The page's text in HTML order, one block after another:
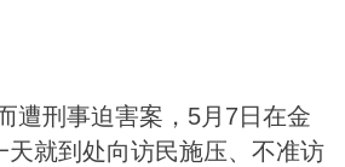
遭刑事迫害案，5月7日在金
就到处向访民施压、不准访